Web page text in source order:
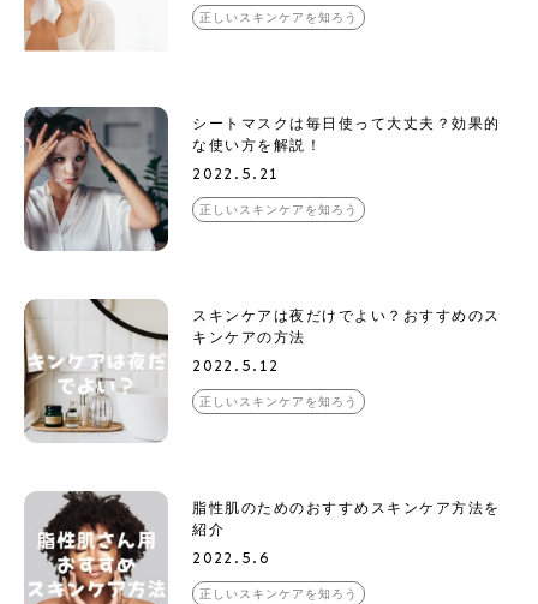
正しいスキンケアを知ろう
シートマスクは毎日使って大丈夫？効果的
な使い方を解説！
2022.5.21
正しいスキンケアを知ろう
スキンケアは夜だけでよい？おすすめのス
キンケアの方法
2022.5.12
正しいスキンケアを知ろう
脂性肌のためのおすすめスキンケア方法を
紹介
2022.5.6
正しいスキンケアを知ろう